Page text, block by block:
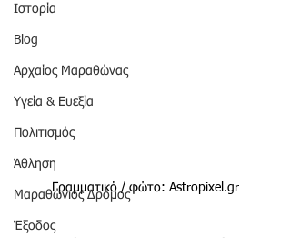
Ιστορία
Blog
Αρχαίος Μαραθώνας
Υγεία & Ευεξία
Πολιτισμός
Άθληση
Μαραθώνιος Δρόμος
Έξοδος
Γραμματικό / φώτο: Astropixel.gr